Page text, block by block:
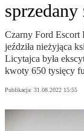
sprzedany
Czarny Ford Escort
jeździła nieżyjąca
Licytajca była
kwoty 650 tysięcy
Publikacja: 31.08.2022 15:55